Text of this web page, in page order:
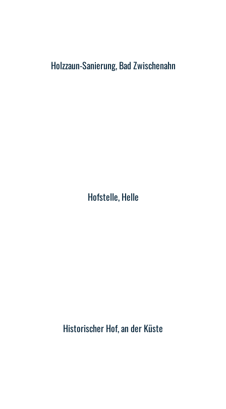
Holzzaun-Sanierung, Bad Zwischenahn
Hofstelle, Helle
Historischer Hof, an der Küste